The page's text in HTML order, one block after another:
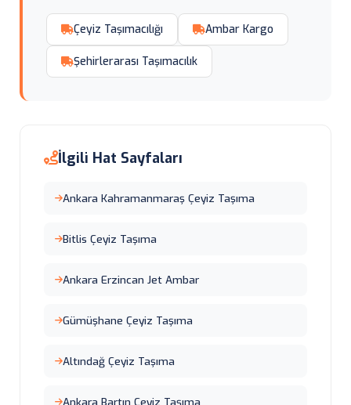
Çeyiz Taşımacılığı Ambar Kargo
Şehirlerarası Taşımacılık
İlgili Hat Sayfaları
Ankara Kahramanmaraş Çeyiz Taşıma
Bitlis Çeyiz Taşıma
Ankara Erzincan Jet Ambar
Gümüşhane Çeyiz Taşıma
Altındağ Çeyiz Taşıma
Ankara Bartın Çeyiz Taşıma